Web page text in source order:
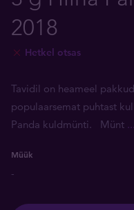
2018
Hetkel otsas
Tavidil on heameel
populaarsemat puhtast
Panda kuldmünti. Münt
Müük
-